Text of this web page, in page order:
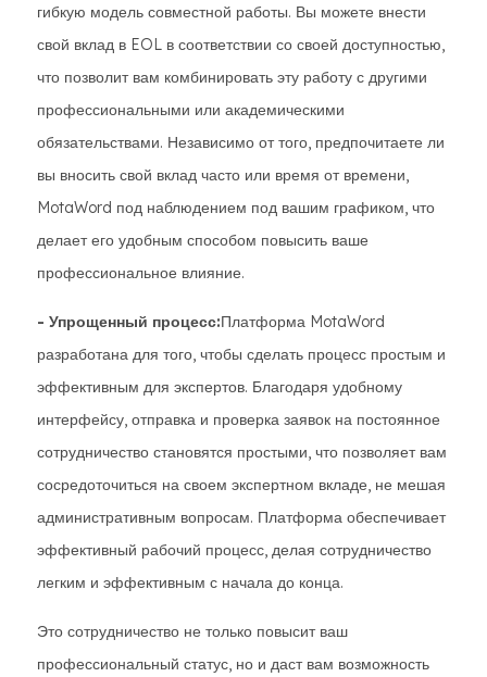
гибкую модель совместной работы. Вы можете внести
свой вклад в EOL в соответствии со своей доступностью,
что позволит вам комбинировать эту работу с другими
профессиональными или академическими
обязательствами. Независимо от того, предпочитаете ли
вы вносить свой вклад часто или время от времени,
MotaWord под наблюдением под вашим графиком, что
делает его удобным способом повысить ваше
профессиональное влияние.
- Упрощенный процесс:Платформа MotaWord
разработана для того, чтобы сделать процесс простым и
эффективным для экспертов. Благодаря удобному
интерфейсу, отправка и проверка заявок на постоянное
сотрудничество становятся простыми, что позволяет вам
сосредоточиться на своем экспертном вкладе, не мешая
административным вопросам. Платформа обеспечивает
эффективный рабочий процесс, делая сотрудничество
легким и эффективным с начала до конца.
Это сотрудничество не только повысит ваш
профессиональный статус, но и даст вам возможность